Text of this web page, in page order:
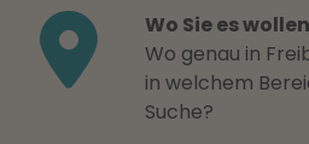
Wo Sie es wollen
Wo genau in
in welchem
Suche?